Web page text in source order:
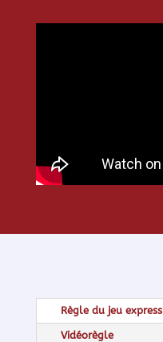
Règle du jeu express
Vidéorègle